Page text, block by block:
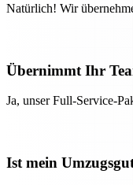
Natürlich! Wir
Übernimmt Ihr
Ja, unser Full-Service-
Ist mein